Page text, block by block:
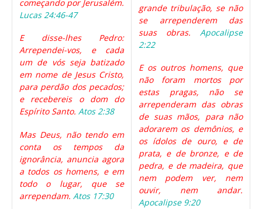
começando por Jerusalém.
Lucas 24:46-47
E disse-lhes Pedro:
Arrependei-vos, e cada
um de vós seja batizado
em nome de Jesus Cristo,
para perdão dos pecados;
e recebereis o dom do
Espírito Santo. Atos 2:38
Mas Deus, não tendo em
conta os tempos da
ignorância, anuncia agora
a todos os homens, e em
todo o lugar, que se
arrependam. Atos 17:30
grande tribulação, se não
se arrependerem das
suas obras.
Apocalipse
2:22
E os outros homens, que
não foram mortos por
estas pragas, não se
arrependeram das obras
de suas mãos, para não
adorarem os demônios, e
os ídolos de ouro, e de
prata, e de bronze, e de
pedra, e de madeira, que
nem podem ver, nem
ouvir, nem andar.
Apocalipse 9:20